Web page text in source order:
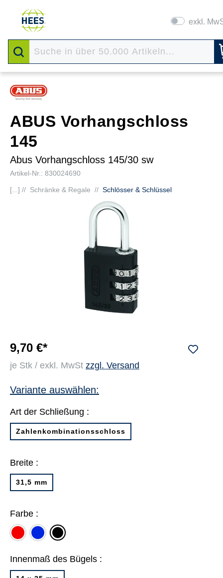
exkl.
ABUS Vorhangschloss
145
Abus Vorhangschloss 145/30 sw
Artikel-Nr.: 830024690
[...] // Schränke & Regale // Schlösser & Schlüssel
9,70 €*
je Stk / exkl. MwSt zzgl. Versand
Variante auswählen:
Art der Schließung :
Zahlenkombinationsschloss
Breite :
31,5 mm
Farbe :
rot blau schwarz
Innenmaß des Bügels :